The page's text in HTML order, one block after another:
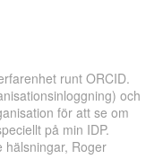
runt ORCID.
och
för att se om
på min IDP.
hälsningar, Roger